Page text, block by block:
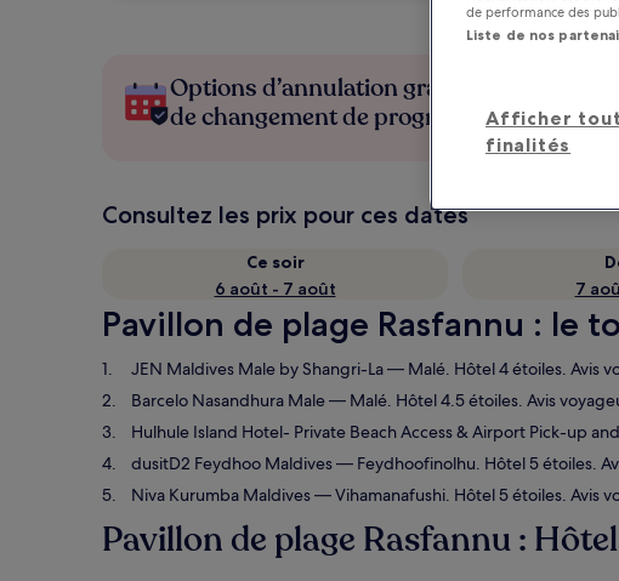
Options d’annulation gratuite en cas
de changement de programme
Consultez les prix pour ces dates
Ce soir
6 août - 7 août
7
Pavillon de plage Rasfannu : le
JEN Maldives Male by Shangri-La— Malé. Hôtel 4 étoiles. Avis
Barcelo Nasandhura Male— Malé. Hôtel 4.5 étoiles. Avis
Hulhule Island Hotel- Private Beach Access & Airport Pick-up
dusitD2 Feydhoo Maldives— Feydhoofinolhu. Hôtel 5 étoiles.
Niva Kurumba Maldives— Vihamanafushi. Hôtel 5 étoiles. Avis
Pavillon de plage Rasfannu :
de performance des
Liste de nos
Afficher
finalités